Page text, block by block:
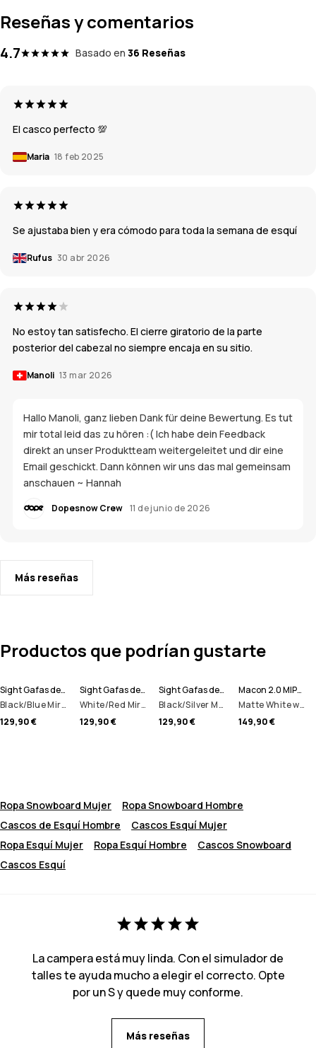
Reseñas y comentarios
4.7 Basado en 36 Reseñas
El casco perfecto 💯
Maria 18 feb 2025
Se ajustaba bien y era cómodo para toda la semana de esquí
Rufus 30 abr 2026
No estoy tan satisfecho. El cierre giratorio de la parte
posterior del cabezal no siempre encaja en su sitio.
Manoli 13 mar 2026
Hallo Manoli, ganz lieben Dank für deine Bewertung. Es tut
mir total leid das zu hören :( Ich habe dein Feedback
direkt an unser Produktteam weitergeleitet und dir eine
Email geschickt. Dann können wir uns das mal gemeinsam
anschauen ~ Hannah
Dopesnow Crew 11 de junio de 2026
Más reseñas
Productos que podrían gustarte
Sight Gafas de esquí
Black/Blue Mirror
129,90 €
Sight Gafas de esquí
White/Red Mirror
129,90 €
Sight Gafas de esquí
Black/Silver Mirror
129,90 €
Macon 2.0 MIPS Casco de esquí
Matte White w/ Black
149,90 €
Ropa Snowboard Mujer
Ropa Snowboard Hombre
Cascos de Esquí Hombre
Cascos Esquí Mujer
Ropa Esquí Mujer
Ropa Esquí Hombre
Cascos Snowboard
Cascos Esquí
La campera está muy linda. Con el simulador de
talles te ayuda mucho a elegir el correcto. Opte
por un S y quede muy conforme.
Más reseñas